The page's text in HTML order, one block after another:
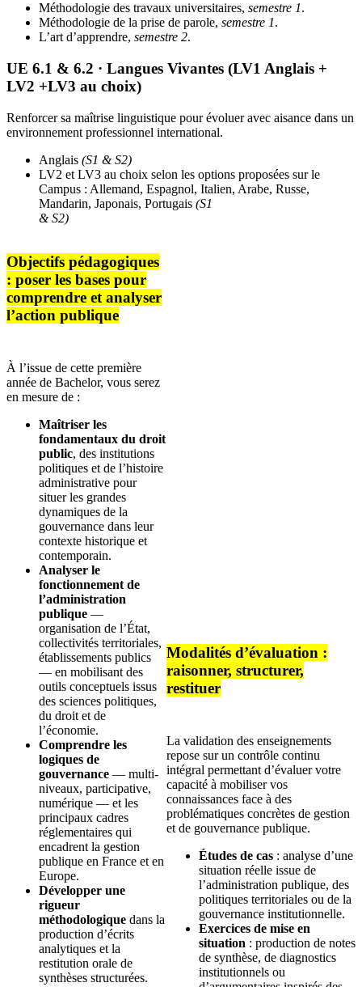
Méthodologie des travaux universitaires, semestre 1.
Méthodologie de la prise de parole, semestre 1.
L’art d’apprendre, semestre 2.
UE 6.1 & 6.2 · Langues Vivantes (LV1 Anglais +
LV2 +LV3 au choix)
Renforcer sa maîtrise linguistique pour évoluer avec aisance dans un
environnement professionnel international.
Anglais (S1 & S2)
LV2 et LV3 au choix selon les options proposées sur le
Campus : Allemand, Espagnol, Italien, Arabe, Russe,
Mandarin, Japonais, Portugais (S1
& S2)
Objectifs pédagogiques
: poser les bases pour
comprendre et analyser
l’action publique
À l’issue de cette première
année de Bachelor, vous serez
en mesure de :
Maîtriser les
fondamentaux du droit
public, des institutions
politiques et de l’histoire
administrative pour
situer les grandes
dynamiques de la
gouvernance dans leur
contexte historique et
contemporain.
Analyser le
fonctionnement de
l’administration
publique —
organisation de l’État,
collectivités territoriales,
établissements publics
— en mobilisant des
outils conceptuels issus
des sciences politiques,
du droit et de
l’économie.
Comprendre les
logiques de
gouvernance — multi-
niveaux, participative,
numérique — et les
principaux cadres
réglementaires qui
encadrent la gestion
publique en France et en
Europe.
Développer une
rigueur
méthodologique dans la
production d’écrits
analytiques et la
restitution orale de
synthèses structurées.
Modalités d’évaluation :
raisonner, structurer,
restituer
La validation des enseignements
repose sur un contrôle continu
intégral permettant d’évaluer votre
capacité à mobiliser vos
connaissances face à des
problématiques concrètes de gestion
et de gouvernance publique.
Études de cas : analyse d’une
situation réelle issue de
l’administration publique, des
politiques territoriales ou de la
gouvernance institutionnelle.
Exercices de mise en
situation : production de notes
de synthèse, de diagnostics
institutionnels ou